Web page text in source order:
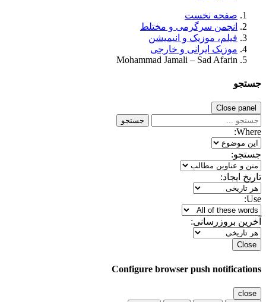
صفحه نخست
انجمن سرگرمی و مختلط
فیلم، موزیک و انیمیشن
موزیک ایرانی و خارجی
Mohammad Jamali – Sad Afarin
جستجو
Close panel
جستجو
Where:
جستجو:
تاریخ ایجاد:
Use:
آخرین بروزرسانی:
Close
Configure browser push notifications
close